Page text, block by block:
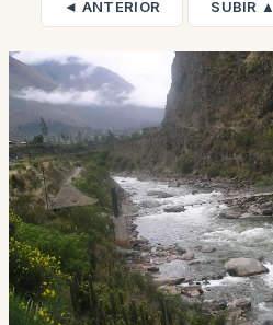
◄ ANTERIOR SUBIR ▲